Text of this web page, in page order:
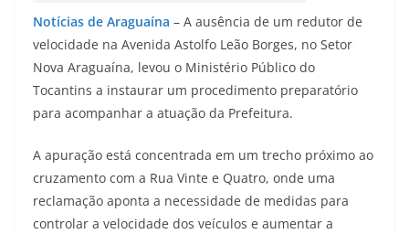
Notícias de Araguaína – A ausência de um redutor de
velocidade na Avenida Astolfo Leão Borges, no Setor
Nova Araguaína, levou o Ministério Público do
Tocantins a instaurar um procedimento preparatório
para acompanhar a atuação da Prefeitura.
A apuração está concentrada em um trecho próximo ao
cruzamento com a Rua Vinte e Quatro, onde uma
reclamação aponta a necessidade de medidas para
controlar a velocidade dos veículos e aumentar a